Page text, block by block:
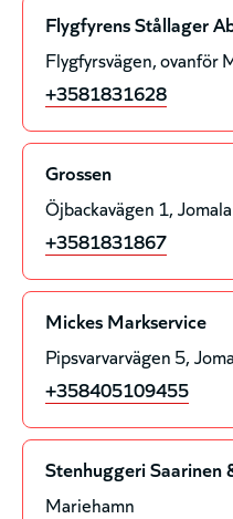
Flygfyrens Stållager
Flygfyrsvägen, ovanför
+3581831628
Grossen
Öjbackavägen 1 Jomala
+3581831867
Mickes Markservice
Pipsvarvarvägen 5
+358405109455
Stenhuggeri Saarinen
Mariehamn